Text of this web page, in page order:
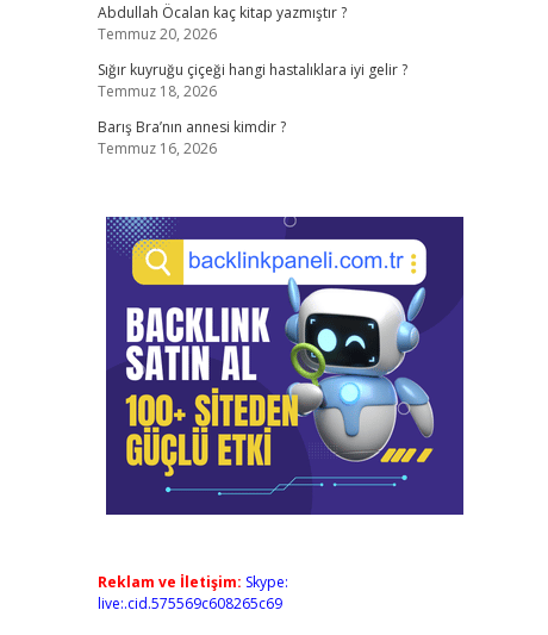
Abdullah Öcalan kaç kitap yazmıştır ?
Temmuz 20, 2026
Sığır kuyruğu çiçeği hangi hastalıklara iyi gelir ?
Temmuz 18, 2026
Barış Bra’nın annesi kimdir ?
Temmuz 16, 2026
Reklam ve İletişim: Skype:
live:.cid.575569c608265c69